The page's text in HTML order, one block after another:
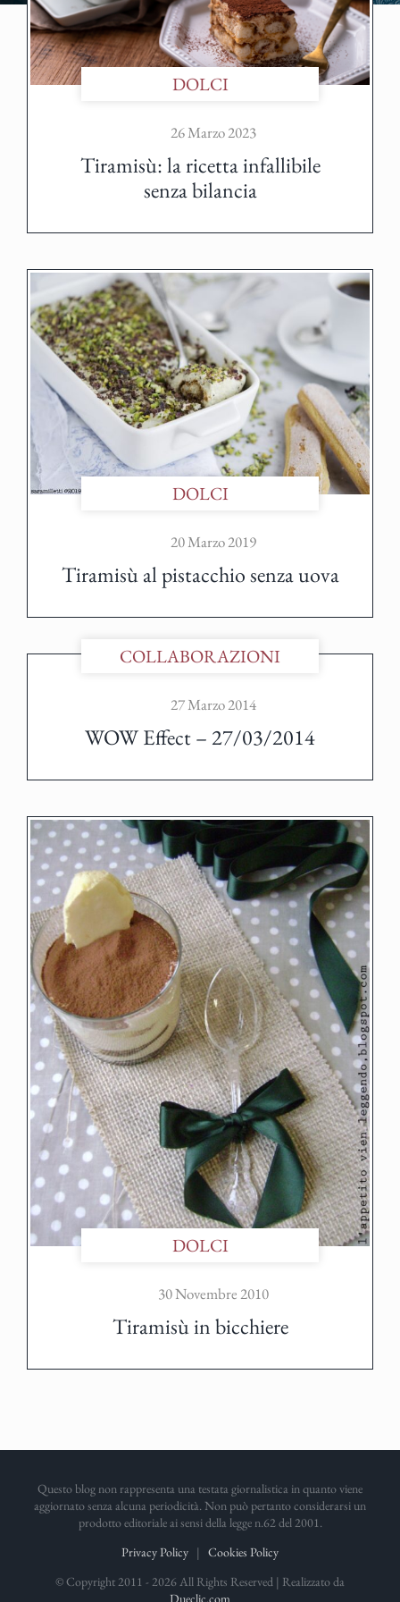
DOLCI
26 Marzo 2023
Tiramisù: la ricetta infallibile
senza bilancia
DOLCI
20 Marzo 2019
Tiramisù al pistacchio senza uova
COLLABORAZIONI
27 Marzo 2014
WOW Effect – 27/03/2014
DOLCI
30 Novembre 2010
Tiramisù in bicchiere
Questo blog non rappresenta una testata giornalistica in quanto viene
aggiornato senza alcuna periodicità. Non può pertanto considerarsi un
prodotto editoriale ai sensi della legge n.62 del 2001.
Privacy Policy | Cookies Policy
© Copyright 2011 - 2026 All Rights Reserved | Realizzato da
Dueclic.com